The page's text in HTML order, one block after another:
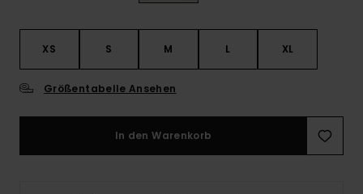
XS S M L XL
Größentabelle Ansehen
In den Warenkorb